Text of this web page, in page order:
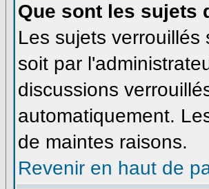
Que sont les sujets
Les sujets
soit par
discussions
automatiquement.
de maintes raisons.
Revenir en haut de